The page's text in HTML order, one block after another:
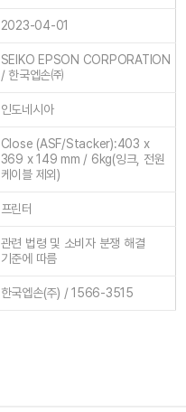
2023-04-01
SEIKO EPSON CORPORATION
/ 한국엡손㈜
인도네시아
Close (ASF/Stacker):403 x
369 x 149 mm / 6kg(잉크, 전원
케이블 제외)
프린터
관련 법령 및 소비자 분쟁 해결
기준에 따름
한국엡손(주) / 1566-3515